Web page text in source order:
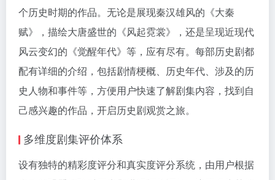
个历史时期的作品。无论是展现秦汉雄风的《大秦
赋》，描绘大唐盛世的《风起霓裳》，还是呈现近现代
风云变幻的《觉醒年代》等，应有尽有。每部历史剧都
配有详细的介绍，包括剧情梗概、历史年代、涉及的历
史人物和事件等，方便用户快速了解剧集内容，找到自
己感兴趣的作品，开启历史剧观赏之旅。
多维度剧集评价体系
设有独特的精彩度评分和真实度评分系统，由用户根据